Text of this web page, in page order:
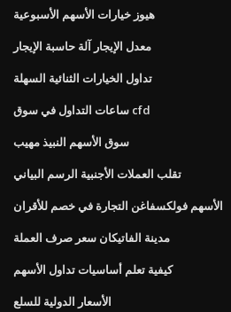
هيوز خيارات الأسهم الأسبوعية
معدل الإيجار آلة حاسبة الإيجار
تداول الخيارات الثنائية السهلة
ساعات التداول في سوق cfd
سوق الأسهم النبيذ مهيب
تقلب العملات الأجنبية الرسم البياني
الأسهم فولكسفاغن التجارة في خصم للأقران
مدينة الفاتيكان سعر صرف العملة
كيفية تعلم أساسيات تداول الأسهم
الأسعار الدولية للسلع